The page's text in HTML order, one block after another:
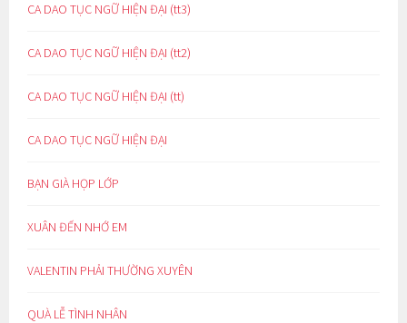
CA DAO TỤC NGỮ HIỆN ĐẠI (tt3)
CA DAO TỤC NGỮ HIỆN ĐẠI (tt2)
CA DAO TỤC NGỮ HIỆN ĐẠI (tt)
CA DAO TỤC NGỮ HIỆN ĐẠI
BẠN GIÀ HỌP LỚP
XUÂN ĐẾN NHỚ EM
VALENTIN PHẢI THƯỜNG XUYÊN
QUÀ LỄ TÌNH NHÂN